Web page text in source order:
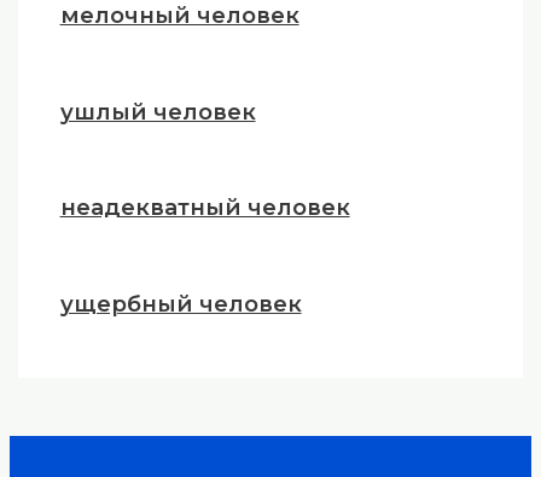
мелочный человек
ушлый человек
неадекватный человек
ущербный человек